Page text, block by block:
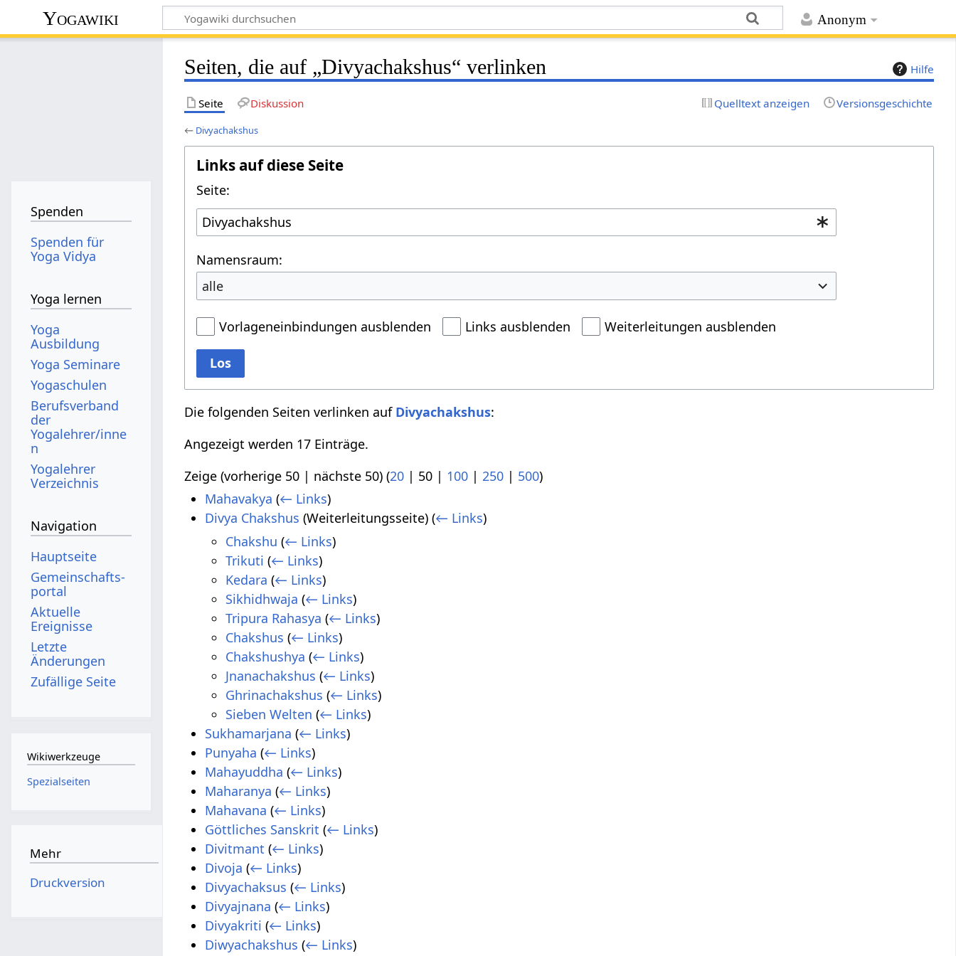
Anonym
Yogawiki
Hilfe
Seiten, die auf „Divyachakshus“ verlinken
Seite Diskussion Quelltext anzeigen Versionsgeschichte
← Divyachakshus
Links auf diese Seite
Seite:
Namensraum:
alle
Vorlageneinbindungen ausblenden Links ausblenden Weiterleitungen ausblenden
Los
Die folgenden Seiten verlinken auf Divyachakshus:
Angezeigt werden 17 Einträge.
Zeige (vorherige 50 | nächste 50) (20 | 50 | 100 |250 | 500)
Mahavakya (← Links)
Divya Chakshus (Weiterleitungsseite)(← Links)
Chakshu (← Links)
Trikuti (← Links)
Kedara (← Links)
Sikhidhwaja (← Links)
Tripura Rahasya (← Links)
Chakshus (← Links)
Chakshushya (← Links)
Jnanachakshus (← Links)
Ghrinachakshus (← Links)
Sieben Welten (← Links)
Sukhamarjana (← Links)
Punyaha (← Links)
Mahayuddha (← Links)
Maharanya (← Links)
Mahavana (← Links)
Göttliches Sanskrit (← Links)
Divitmant (← Links)
Divoja (← Links)
Divyachaksus (← Links)
Divyajnana (← Links)
Divyakriti (← Links)
Diwyachakshus (← Links)
Spenden
Spenden für
Yoga Vidya
Yoga lernen
Yoga
Ausbildung
Yoga Seminare
Yogaschulen
Berufsverband
der
Yogalehrer/inne
n
Yogalehrer
Verzeichnis
Navigation
Hauptseite
Gemeinschafts­
portal
Aktuelle
Ereignisse
Letzte
Änderungen
Zufällige Seite
Wikiwerkzeuge
Spezialseiten
Mehr
Druckversion